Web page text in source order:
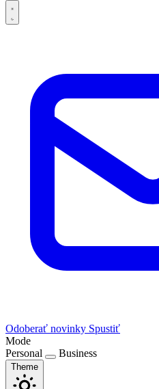
Odoberať novinky Spustiť
Mode
Personal
Business
Theme